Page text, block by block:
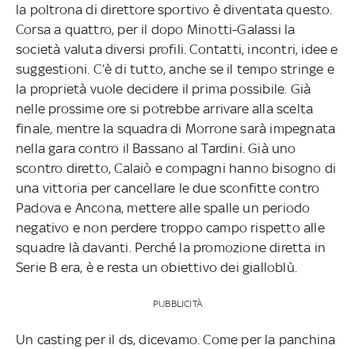
la poltrona di direttore sportivo è diventata questo.
Corsa a quattro, per il dopo Minotti-Galassi la
società valuta diversi profili. Contatti, incontri, idee e
suggestioni. C’è di tutto, anche se il tempo stringe e
la proprietà vuole decidere il prima possibile. Già
nelle prossime ore si potrebbe arrivare alla scelta
finale, mentre la squadra di Morrone sarà impegnata
nella gara contro il Bassano al Tardini. Già uno
scontro diretto, Calaiò e compagni hanno bisogno di
una vittoria per cancellare le due sconfitte contro
Padova e Ancona, mettere alle spalle un periodo
negativo e non perdere troppo campo rispetto alle
squadre là davanti. Perché la promozione diretta in
Serie B era, è e resta un obiettivo dei gialloblù.
PUBBLICITÀ
Un casting per il ds, dicevamo. Come per la panchina